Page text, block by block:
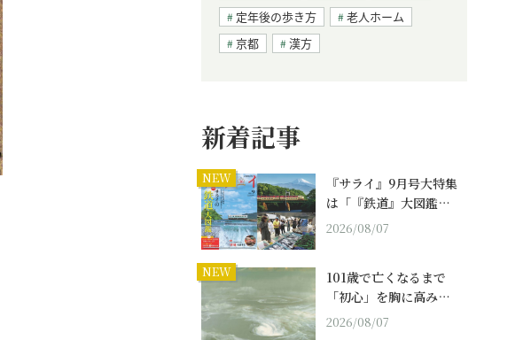
定年後の歩き方
老人ホーム
京都
漢方
新着記事
NEW
『サライ』9月号大特集
は「『鉄道』大図鑑…
2026/08/07
NEW
101歳で亡くなるまで
「初心」を胸に高み…
2026/08/07